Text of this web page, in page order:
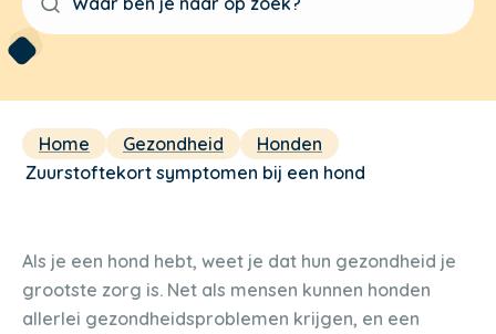
Home Gezondheid
Honden
Zuurstoftekort symptomen bij een hond
Als je een hond hebt, weet je dat hun gezondheid je
grootste zorg is. Net als mensen kunnen honden
allerlei gezondheidsproblemen krijgen, en een